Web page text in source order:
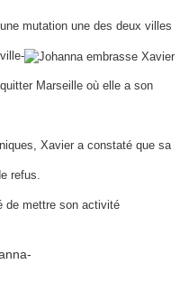
mutation une des deux villes
Marseille où elle a son
Xavier a constaté que sa
refus.
de mettre son activité